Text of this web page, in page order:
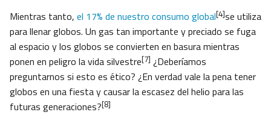
Mientras tanto, el 17% de nuestro consumo global[4]se utiliza
para llenar globos. Un gas tan importante y preciado se fuga
al espacio y los globos se convierten en basura mientras
ponen en peligro la vida silvestre[7] ¿Deberíamos
preguntarnos si esto es ético? ¿En verdad vale la pena tener
globos en una fiesta y causar la escasez del helio para las
futuras generaciones?[8]